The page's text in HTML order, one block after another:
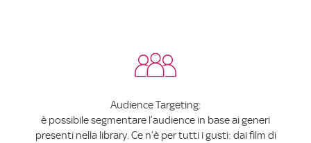
Audience Targeting:
è possibile segmentare l’audience in base ai generi
presenti nella library. Ce n’è per tutti i gusti: dai film di